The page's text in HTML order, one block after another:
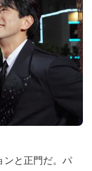
ンと正門だ。パ